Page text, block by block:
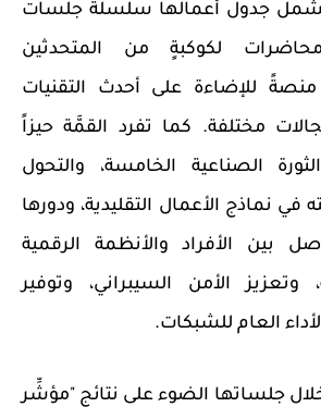
جدول أعمالها سلسلة جلسات
لكوكبةٍ من المتحدثين
منصةً للإضاءة على أحدث التقنيات
مختلفة. كما تفرد القمَّة حيزاً
الصناعية الخامسة، والتحول
في نماذج الأعمال التقليدية، ودورها
بين الأفراد والأنظمة الرقمية
وتعزيز الأمن السيبراني، وتوفير
العام للشبكات.
جلساتها الضوء على نتائج "مؤشِّر